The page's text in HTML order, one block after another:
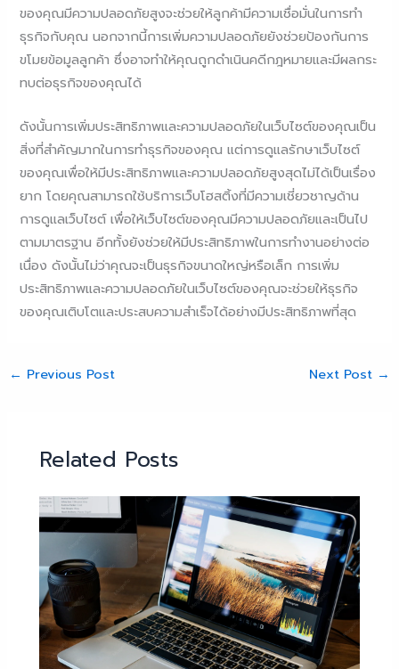
ของคุณมีความปลอดภัยสูงจะช่วยให้ลูกค้ามีความเชื่อมั่นในการทำ
ธุรกิจกับคุณ นอกจากนี้การเพิ่มความปลอดภัยยังช่วยป้องกันการ
ขโมยข้อมูลลูกค้า ซึ่งอาจทำให้คุณถูกดำเนินคดีกฎหมายและมีผลกระ
ทบต่อธุรกิจของคุณได้
ดังนั้นการเพิ่มประสิทธิภาพและความปลอดภัยในเว็บไซต์ของคุณเป็น
สิ่งที่สำคัญมากในการทำธุรกิจของคุณ แต่การดูแลรักษาเว็บไซต์
ของคุณเพื่อให้มีประสิทธิภาพและความปลอดภัยสูงสุดไม่ได้เป็นเรื่อง
ยาก โดยคุณสามารถใช้บริการเว็บโฮสติ้งที่มีความเชี่ยวชาญด้าน
การดูแลเว็บไซต์ เพื่อให้เว็บไซต์ของคุณมีความปลอดภัยและเป็นไป
ตามมาตรฐาน อีกทั้งยังช่วยให้มีประสิทธิภาพในการทำงานอย่างต่อ
เนื่อง ดังนั้นไม่ว่าคุณจะเป็นธุรกิจขนาดใหญ่หรือเล็ก การเพิ่ม
ประสิทธิภาพและความปลอดภัยในเว็บไซต์ของคุณจะช่วยให้ธุรกิจ
ของคุณเติบโตและประสบความสำเร็จได้อย่างมีประสิทธิภาพที่สุด
← Previous Post Next Post →
Related Posts